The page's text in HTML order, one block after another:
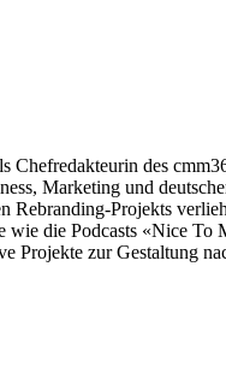
Chefredakteurin des
Marketing und
Projekts
die Podcasts «Nice
Projekte zur Gestaltung